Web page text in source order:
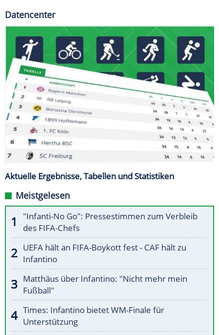
Datencenter
Aktuelle Ergebnisse, Tabellen und Statistiken
Meistgelesen
"Infanti-No Go": Pressestimmen zum Verbleib
des FIFA-Chefs
UEFA hält an FIFA-Boykott fest - CAF hält zu
Infantino
Matthäus über Infantino: "Nicht mehr mein
Fußball"
Times: Infantino bietet WM-Finale für
Unterstützung